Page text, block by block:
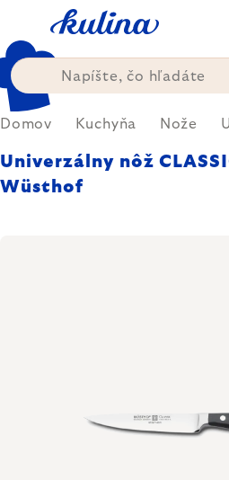
obsah
Domov Kuchyňa Nože
Univerzálny nôž
Wüsthof